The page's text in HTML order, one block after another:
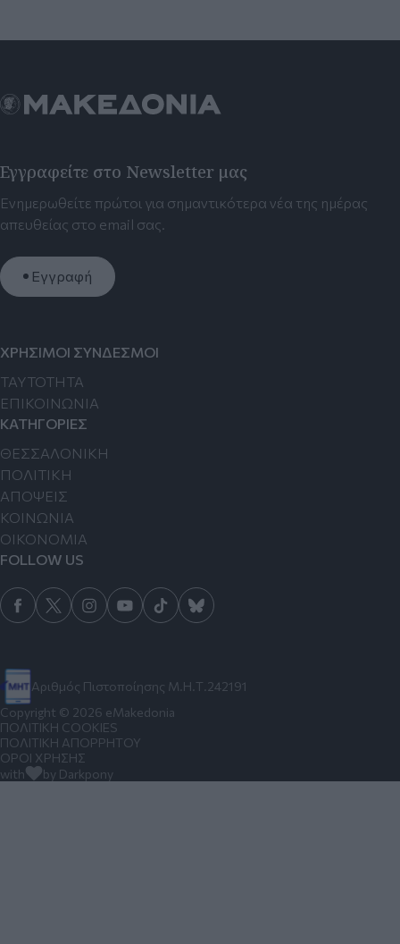
Εγγραφείτε στο Newsletter μας
Ενημερωθείτε πρώτοι για σημαντικότερα νέα της ημέρας
απευθείας στο email σας.
Εγγραφή
Αριθμός Πιστοποίησης Μ.Η.Τ.242191
ΧΡΗΣΙΜΟΙ ΣΥΝΔΕΣΜΟΙ
TAYTOTHTA
ΕΠΙΚΟΙΝΩΝΙΑ
ΚΑΤΗΓΟΡΙΕΣ
ΘΕΣΣΑΛΟΝΙΚΗ
ΠΟΛΙΤΙΚΗ
ΑΠΟΨΕΙΣ
ΚΟΙΝΩΝΙΑ
ΟΙΚΟΝΟΜΙΑ
FOLLOW US
Copyright © 2026 eMakedonia
ΠΟΛΙΤΙΚΗ COOKIES
ΠΟΛΙΤΙΚΗ ΑΠΟΡΡΗΤΟΥ
ΟΡΟΙ ΧΡΗΣΗΣ
with
by Darkpony